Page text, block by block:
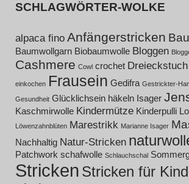
SCHLAGWÖRTER-WOLKE
alpaca fino Anfängerstricken
Baumwollgarn Biobaumwolle Bloggen
Cashmere Cowl crochet Dreieckstuch
einkochen Frausein Gedifra Gestrickter-
Gesundheit Glücklichsein häkeln Isager
Kaschmirwolle Kindermütze Kinderpulli
Löwenzahnblüten Marestrikk Marianne Isager
Nachhaltig Natur-Stricken
Patchwork schafwolle Schlauchschal
Stricken Stricken für